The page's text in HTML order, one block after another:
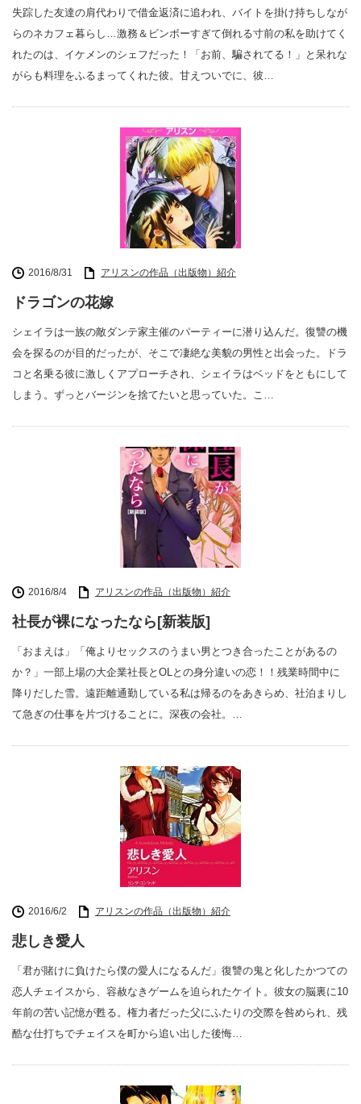
失踪した友達の肩代わりで借金返済に追われ、バイトを掛け持ちしなが
らのネカフェ暮らし…激務＆ビンボーすぎて倒れる寸前の私を助けてく
れたのは、イケメンのシェフだった！「お前、騙されてる！」と呆れな
がらも料理をふるまってくれた彼。甘えついでに、彼…
2016/8/31 アリスンの作品（出版物）紹介
ドラゴンの花嫁
シェイラは一族の敵ダンテ家主催のパーティーに潜り込んだ。復讐の機
会を探るのが目的だったが、そこで凄絶な美貌の男性と出会った。ドラ
コと名乗る彼に激しくアプローチされ、シェイラはベッドをともにして
しまう。ずっとバージンを捨てたいと思っていた。こ…
2016/8/4 アリスンの作品（出版物）紹介
社長が裸になったなら[新装版]
「おまえは」「俺よりセックスのうまい男とつき合ったことがあるの
か？」一部上場の大企業社長とOLとの身分違いの恋！！残業時間中に
降りだした雪。遠距離通勤している私は帰るのをあきらめ、社泊まりし
て急ぎの仕事を片づけることに。深夜の会社。…
2016/6/2 アリスンの作品（出版物）紹介
悲しき愛人
「君が賭けに負けたら僕の愛人になるんだ」復讐の鬼と化したかつての
恋人チェイスから、容赦なきゲームを迫られたケイト。彼女の脳裏に10
年前の苦い記憶が甦る。権力者だった父にふたりの交際を咎められ、残
酷な仕打ちでチェイスを町から追い出した後悔…